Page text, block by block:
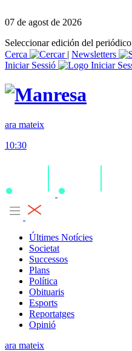
07 de agost de 2026
Seleccionar edición del periódico
Cerca
| Newsletters
Iniciar Sessió
ara mateix
10:30
Últimes Notícies
Societat
Successos
Plans
Política
Obituaris
Esports
Reportatges
Opinió
ara mateix